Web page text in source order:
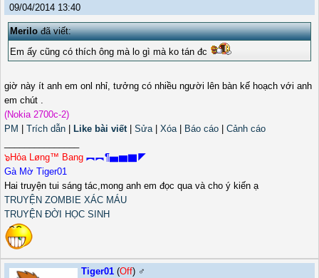
09/04/2014 13:40
Merilođã viết:
Em ấy cũng có thích ông mà lo gì mà ko tán đc
giờ này ít anh em onl nhỉ, tưởng có nhiều người lên bàn kế hoạch với anh
em chút .
(Nokia 2700c-2)
PM
Trích dẫn Like bài viết| Sửa| Xóa| Báo cáo
Cảnh cáo
๖Hỏa Løng™ Bang ︻︻¶▅▆▇◤
Gà Mờ Tiger01
Hai truyện tui sáng tác,mong anh em đọc qua và cho ý kiến ạ
TRUYỆN ZOMBIE XÁC MÁU
TRUYỆN ĐỜI HỌC SINH
Tiger01 (Off) ♂️